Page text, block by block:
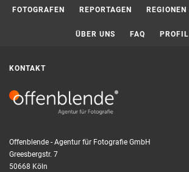
FOTOGRAFEN REPORTAGEN REGIONEN
ÜBER UNS FAQ PROFIL
KONTAKT
Offenblende - Agentur für Fotografie GmbH
Greesbergstr. 7
50668 Köln